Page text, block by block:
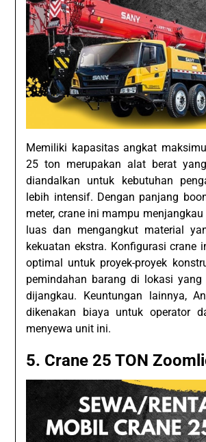
Memiliki kapasitas angkat
25 ton merupakan alat berat
diandalkan untuk kebutuhan
lebih intensif. Dengan panjang
meter, crane ini mampu
luas dan mengangkut material
kekuatan ekstra. Konfigurasi crane
optimal untuk proyek-proyek
pemindahan barang di lokasi
dijangkau. Keuntungan lainnya,
dikenakan biaya untuk operator
menyewa unit ini.
5. Crane 25 TON